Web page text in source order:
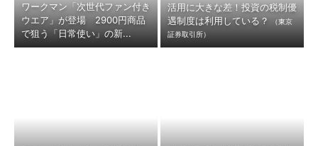
ワークマン「次世代ファン付き
ウエア」が登場 2900円商品
で狙う「日常使い」の新...
活用に大きな差！投資の税制優
遇制度は利用している？
（東京
証券取引所）